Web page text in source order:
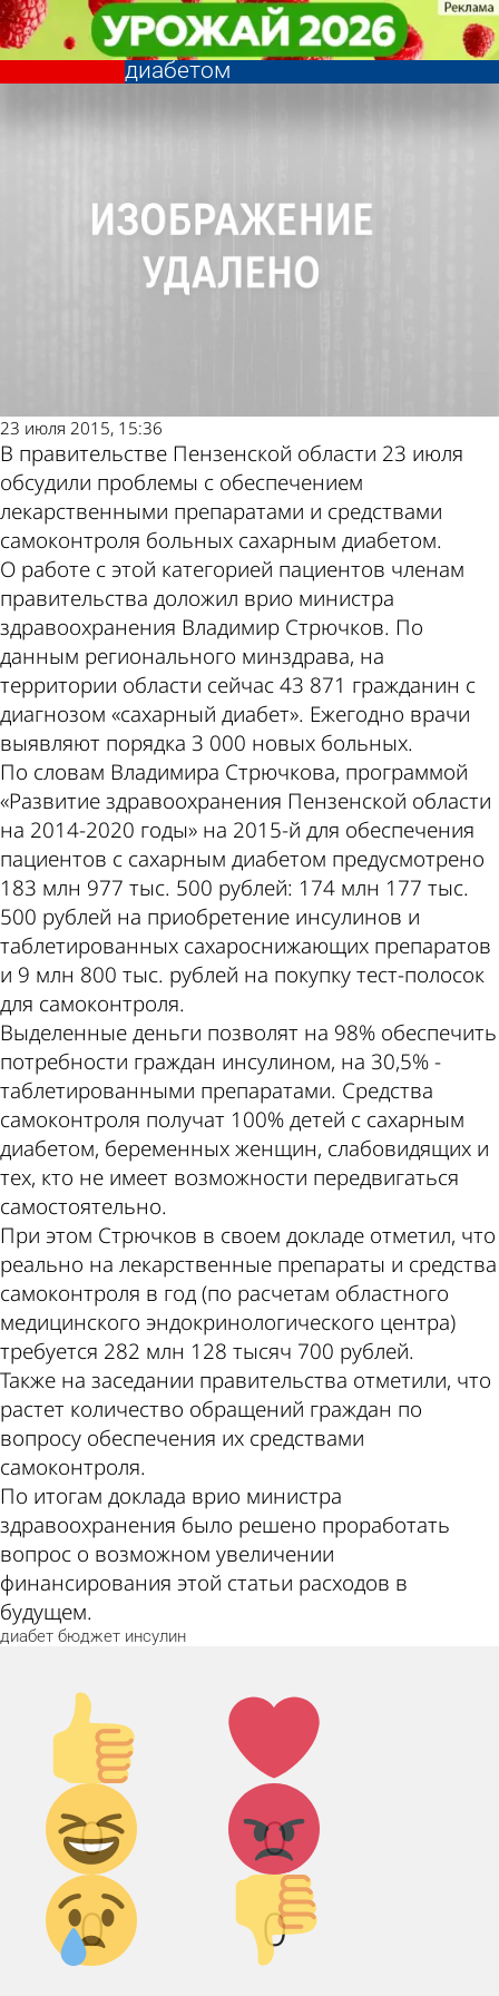
В правительстве обсудили
проблемы больных сахарным
диабетом
Общество
23 июля 2015, 15:36
В правительстве Пензенской области 23 июля
обсудили проблемы с обеспечением
лекарственными препаратами и средствами
самоконтроля больных сахарным диабетом.
О работе с этой категорией пациентов членам
правительства доложил врио министра
здравоохранения Владимир Стрючков. По
данным регионального минздрава, на
территории области сейчас 43 871 гражданин с
диагнозом «сахарный диабет». Ежегодно врачи
выявляют порядка 3 000 новых больных.
По словам Владимира Стрючкова, программой
«Развитие здравоохранения Пензенской области
на 2014-2020 годы» на 2015-й для обеспечения
пациентов с сахарным диабетом предусмотрено
183 млн 977 тыс. 500 рублей: 174 млн 177 тыс.
500 рублей на приобретение инсулинов и
таблетированных сахароснижающих препаратов
и 9 млн 800 тыс. рублей на покупку тест-полосок
для самоконтроля.
Выделенные деньги позволят на 98% обеспечить
потребности граждан инсулином, на 30,5% -
таблетированными препаратами. Средства
самоконтроля получат 100% детей с сахарным
диабетом, беременных женщин, слабовидящих и
тех, кто не имеет возможности передвигаться
самостоятельно.
При этом Стрючков в своем докладе отметил, что
реально на лекарственные препараты и средства
самоконтроля в год (по расчетам областного
медицинского эндокринологического центра)
требуется 282 млн 128 тысяч 700 рублей.
Также на заседании правительства отметили, что
растет количество обращений граждан по
вопросу обеспечения их средствами
самоконтроля.
По итогам доклада врио министра
здравоохранения было решено проработать
вопрос о возможном увеличении
финансирования этой статьи расходов в
будущем.
диабет бюджет инсулин
Палец
вверх!
0
Лайк!
0
Дикий
смех!
0
Агрессия!
0
Грусть :(
Палец
вниз!
В правительстве обсудили
проблемы больных сахарным
диабетом
Общество
Другие новости
по теме
Погода и курсы
валют в Пензе